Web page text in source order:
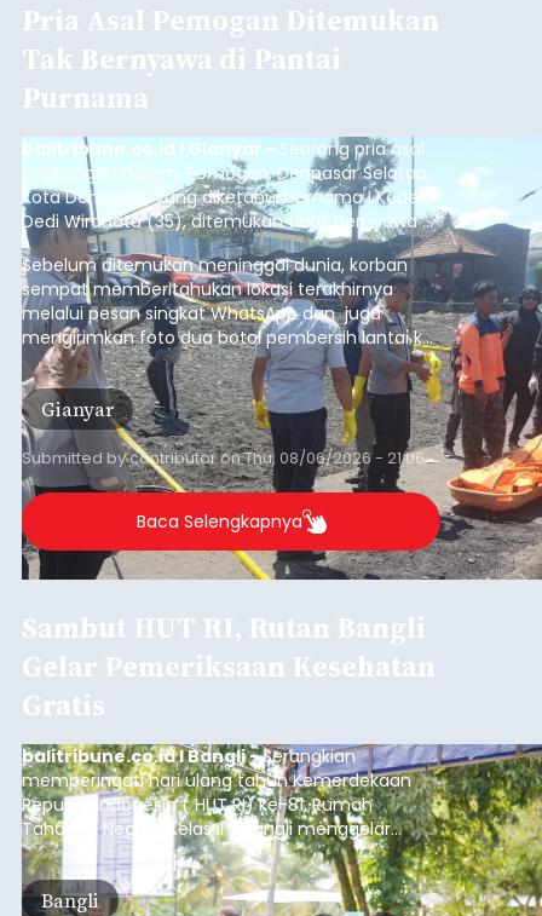
Pria Asal Pemogan Ditemukan
Tak Bernyawa di Pantai
Purnama
balitribune.co.id I Gianyar - Seorang pria asal
Lingkungan Dalem, Pemogan, Denpasar Selatan,
Kota Denpasar, yang diketahui bernama I Kadek
Dedi Wiranata (35), ditemukan tidak bernyawa di
pesisir Pantai Purnama, Sukawati.
Sebelum ditemukan meninggal dunia, korban
sempat memberitahukan lokasi terakhirnya
melalui pesan singkat WhatsApp dan juga
mengirimkan foto dua botol pembersih lantai ke
istrinya.
Gianyar
Submitted bycontributoronThu, 08/06/2026 - 21:06
Baca Selengkapnya
Sambut HUT RI, Rutan Bangli
Gelar Pemeriksaan Kesehatan
Gratis
balitribune.co.id I Bangli -Serangkian
memperingati hari ulang tahun Kemerdekaan
Republik Indonesia ( HUT RI) ke-81, Rumah
Tahanan Negara Kelas II B Bangli menggelar
kegiatan pemeriksaan kesehatan gratis, Rabu
(6/8/2026).
Bangli